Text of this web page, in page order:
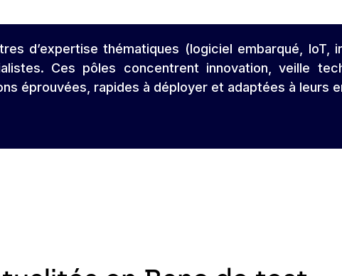
d’expertise thématiques (logiciel embarqué,
Ces pôles concentrent innovation, veille
éprouvées, rapides à déployer et adaptées à leurs